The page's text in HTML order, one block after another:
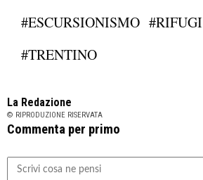
#ESCURSIONISMO #RIFUGI
#TRENTINO
La Redazione
© RIPRODUZIONE RISERVATA
Commenta per primo